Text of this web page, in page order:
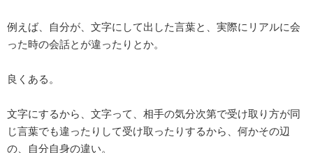
例えば、自分が、文字にして出した言葉と、実際にリアルに会
った時の会話とが違ったりとか。
良くある。
文字にするから、文字って、相手の気分次第で受け取り方が同
じ言葉でも違ったりして受け取ったりするから、何かその辺
の、自分自身の違い。